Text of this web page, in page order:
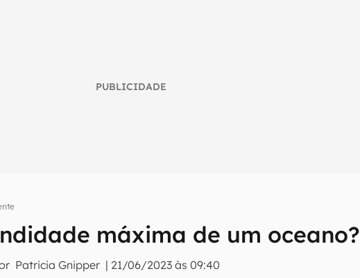
PUBLICIDADE
máxima de um oceano?
Patricia Gnipper | 21/06/2023 às 09:40
do mundo tech!
e receba notícias e reviews sobre tecnologia em primeira